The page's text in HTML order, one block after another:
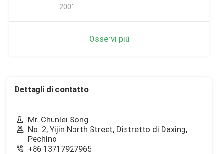
2001
Osservi più
Dettagli di contatto
Mr. Chunlei Song
No. 2, Yijin North Street, Distretto di Daxing,
Pechino
+86 13717927965